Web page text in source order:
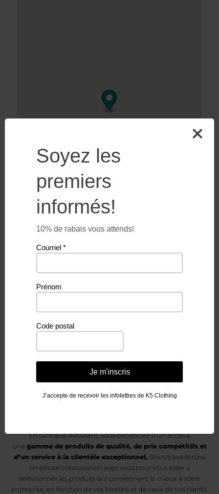
Vous aimeriez
devenir un
détaillant
de K5 Clothing &
Accessories?
En tant que détaillant, vous bénéficiez d’un accès à
une gamme de produits de qualité, de prix compétitifs et
d’un service à la clientèle exceptionnel. Nous travaillerons
en étroite collaboration avec vous pour vous aider à
sélectionner les produits qui conviennent le mieux à votre
entreprise, en fonction de vos besoins et de ceux de vos clients.
Soyez les
premiers
informés!
10% de rabais vous attends!
Courriel *
Prénom
Code postal
Je m'inscris
J’accepte de recevoir les infolettres de K5 Clothing